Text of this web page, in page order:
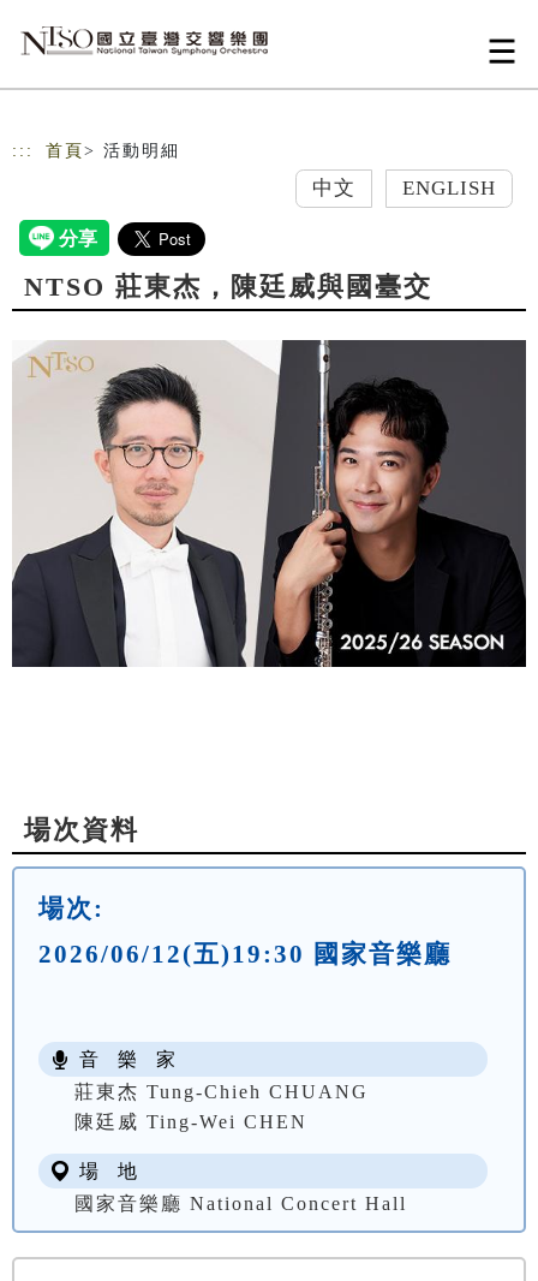
::: 首頁 > 活動明細
中文 ENGLISH
NTSO 莊東杰，陳廷威與國臺交
場次資料
場次:
2026/06/12(五)19:30 國家音樂廳
音 樂 家
莊東杰 Tung-Chieh CHUANG
陳廷威 Ting-Wei CHEN
場 地
國家音樂廳 National Concert Hall